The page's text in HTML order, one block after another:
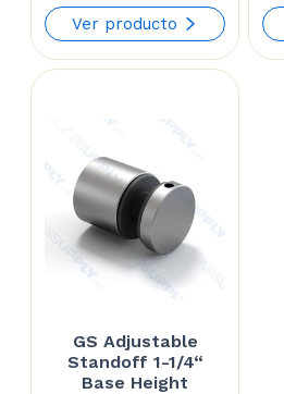
range:
$50.00
through
Ver producto
GS Adjustable
Standoff 1-1/4“
Base Height